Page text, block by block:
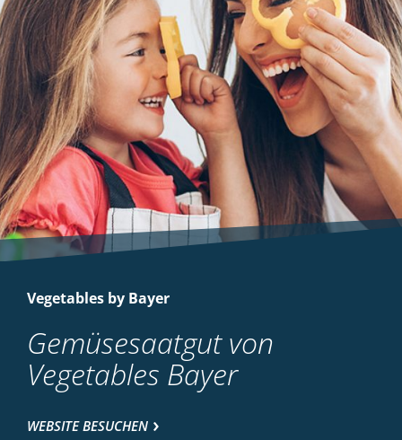
Vegetables by Bayer
Gemüsesaatgut von
Vegetables Bayer
WEBSITE BESUCHEN